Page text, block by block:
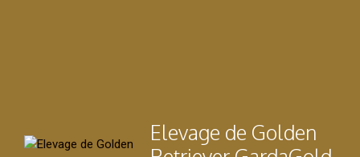
Elevage de Golden